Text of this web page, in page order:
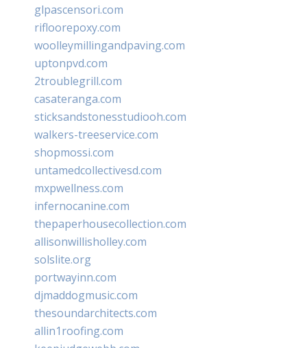
glpascensori.com
rifloorepoxy.com
woolleymillingandpaving.com
uptonpvd.com
2troublegrill.com
casateranga.com
sticksandstonesstudiooh.com
walkers-treeservice.com
shopmossi.com
untamedcollectivesd.com
mxpwellness.com
infernocanine.com
thepaperhousecollection.com
allisonwillisholley.com
solslite.org
portwayinn.com
djmaddogmusic.com
thesoundarchitects.com
allin1roofing.com